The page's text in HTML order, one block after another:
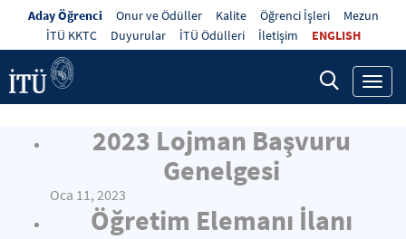
Aday Öğrenci Onur ve Ödüller Kalite Öğrenci İşleri
Mezun
İTÜ KKTC
Duyurular İTÜ Ödülleri İletişim ENGLISH
2023 Lojman Başvuru
Genelgesi
Oca 11, 2023
Öğretim Elemanı İlanı